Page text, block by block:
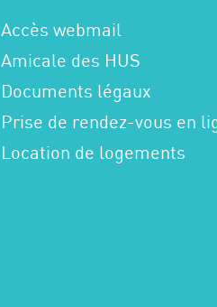
Accès webmail
Amicale des HUS
Documents légaux
Prise de rendez-vous en
Location de logements